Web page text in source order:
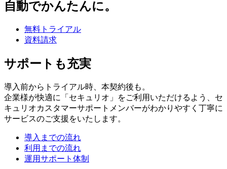
自動でかんたんに。
無料トライアル
資料請求
サポートも充実
導入前からトライアル時、本契約後も。
企業様が快適に「セキュリオ」をご利用いただけるよう、セ
キュリオカスタマーサポートメンバーがわかりやすく丁寧に
サービスのご支援をいたします。
導入までの流れ
利用までの流れ
運用サポート体制